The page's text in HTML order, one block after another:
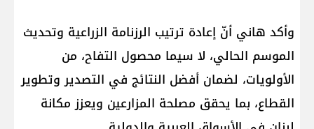
وأكد هاني أنّ إعادة ترتيب الرزنامة الزراعية وتحديث
الموسم الحالي، لا سيما محصول التفاح، من
الأولويات، لضمان أفضل النتائج في التصدير وتطوير
القطاع، بما يحقق مصلحة المزارعين ويعزز مكانة